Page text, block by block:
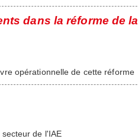
dans la réforme de la
opérationnelle de cette réforme
de l'IAE